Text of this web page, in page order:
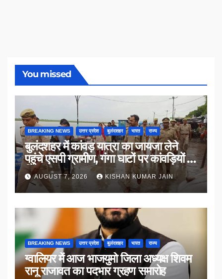
You missed
BREAKING NEWS उत्तर प्रदेश बुलंदशहर भारत राज्य
बुलंदशहर में कांवड़ यात्रा का जायजा लेने
पहुंचे एसपी ग्रामीण, गंगा घाटों पर कांवड़ियों से
किया संवाद
AUGUST 7, 2026 KISHAN KUMAR JAIN
BREAKING NEWS उत्तर प्रदेश बुलंदशहर भारत राज्य
ग्वालियर में आज भाजयुमो जिला अध्यक्ष शिवम
रानू राजावत का पदभार ग्रहण समारोह